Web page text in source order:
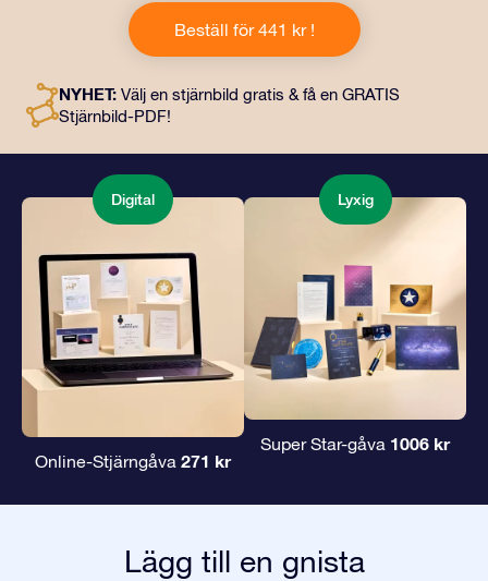
gåva ingår ett vackert kuvert och personliga dokument
som skickas till en adress som du väljer, samt digitala
dokument och fri användning av våra appar. Det är ett
kära.
Beställ för 441 kr !
NYHET: Välj en stjärnbild gratis & få en GRATIS
Stjärnbild-PDF!
Digital
Online-Stjärngåva 271 kr
Lyxig
Super Star-gåva 1006 kr
Lägg till en gnista